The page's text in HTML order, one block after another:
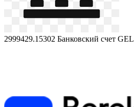
2999429.15302 Банковский счет GEL